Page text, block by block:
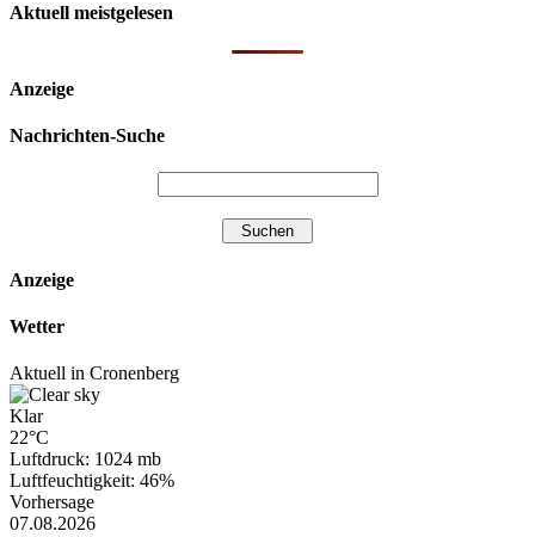
Aktuell meistgelesen
Anzeige
Nachrichten-Suche
Anzeige
Wetter
Aktuell in Cronenberg
Klar
22°C
Luftdruck: 1024 mb
Luftfeuchtigkeit: 46%
Vorhersage
07.08.2026